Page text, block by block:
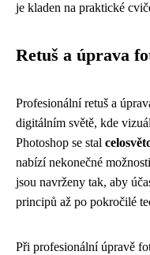
je kladen na praktické
Retuš a úprava
Profesionální retuš a
digitálním světě, kde
Photoshop se stal
nabízí nekonečné
jsou navrženy tak, aby
principů až po pokročilé
Při profesionální úpravě